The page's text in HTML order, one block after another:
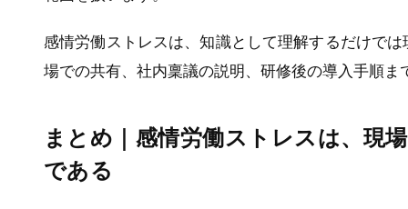
感情労働ストレスは、知識として理解するだけで
場での共有、社内稟議の説明、研修後の導入手順
まとめ｜感情労働ストレスは、現
である